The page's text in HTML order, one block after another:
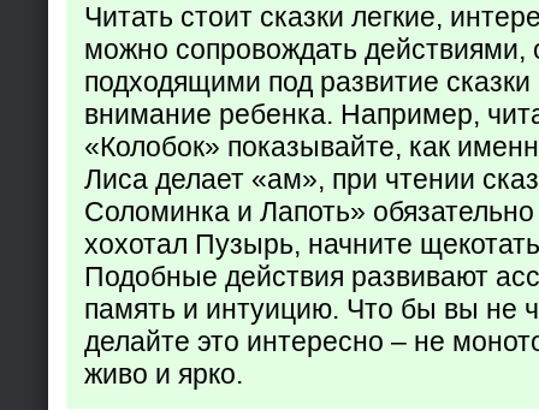
Читать стоит сказки легкие,
можно сопровождать действиями,
подходящими под развитие
внимание ребенка. Например,
«Колобок» показывайте, как
Лиса делает «ам», при чтении
Соломинка и Лапоть»
хохотал Пузырь, начните
Подобные действия развивают
память и интуицию. Что бы вы не
делайте это интересно – не
живо и ярко.